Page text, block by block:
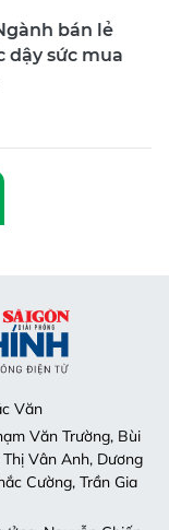
bán lẻ
dậy sức mua
Văn
Văn Trường, Bùi
Vân Anh, Dương
Cường, Trần Gia